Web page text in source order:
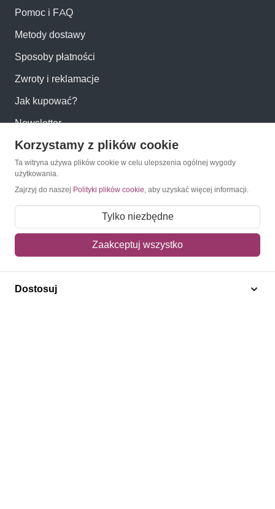
Pomoc i FAQ
Metody dostawy
Sposoby płatności
Zwroty i reklamacje
Jak kupować?
Newsletter
Konto
Moje konto
Mój koszyk
Adres dostawy
Korzystamy z plików cookie
Ta witryna używa plików cookie w celu ulepszenia ogólnej wygody
użytkowania.
Zajrzyj do naszej Polityki plików cookie, aby uzyskać więcej informacji.
Tylko niezbędne
Zaakceptuj wszystko
Dostosuj